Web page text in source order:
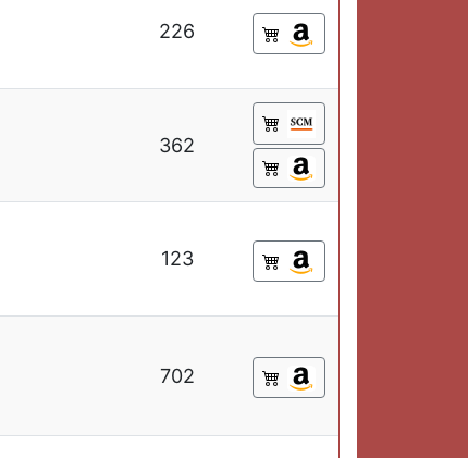
226
362
123
702